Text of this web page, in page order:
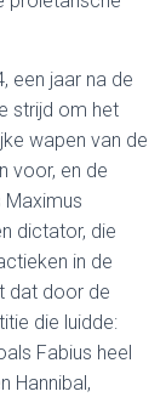
een jaar na de
strijd om het
wapen van de
voor, en de
Maximus
dictator, die
in de
dat door de
die luidde:
Fabius heel
Hannibal,